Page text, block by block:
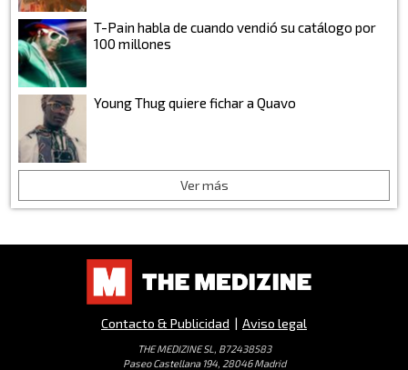
T-Pain habla de cuando vendió su catálogo por
100 millones
Young Thug quiere fichar a Quavo
Ver más
Contacto & Publicidad | Aviso legal
THE MEDIZINE SL, B72438583
Paseo Castellana 194, 28046 Madrid